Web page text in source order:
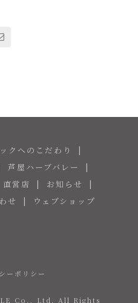
クへのこだわり
芦屋ハーブバレー
直営店
お知らせ
せ ウェブショップ
ーポリシー
Co., Ltd. All Rights